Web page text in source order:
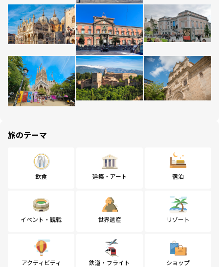
旅のテーマ
飲食 建築・アート 宿泊
イベント・観戦 世界遺産 リゾート
アクティビティ 鉄道・フライト ショップ